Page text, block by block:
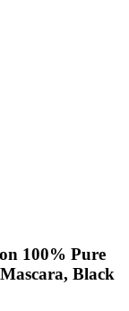
100% Pure
Black